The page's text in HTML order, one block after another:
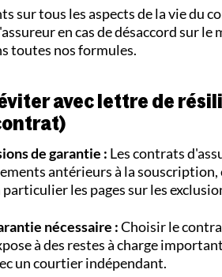
sur tous les aspects de la vie du
en cas de désaccord sur
toutes nos formules.
avec lettre de
de garantie : Les contrats
antérieurs à la
particulier les pages sur les
nécessaire :Choisir le
à des restes à charge
un courtier indépendant.